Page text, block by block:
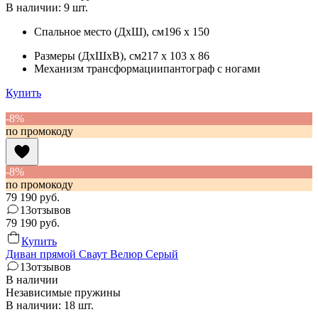
В наличии: 9 шт.
Спальное место (ДхШ), см196 x 150
Размеры (ДхШхВ), см217 x 103 x 86
Механизм трансформациипантограф с ногами
Купить
-8%
по промокоду
-8%
по промокоду
79 190 руб.
13отзывов
79 190 руб.
Купить
Диван прямой Сваут Велюр Серый
13отзывов
В наличии
Независимые пружины
В наличии: 18 шт.